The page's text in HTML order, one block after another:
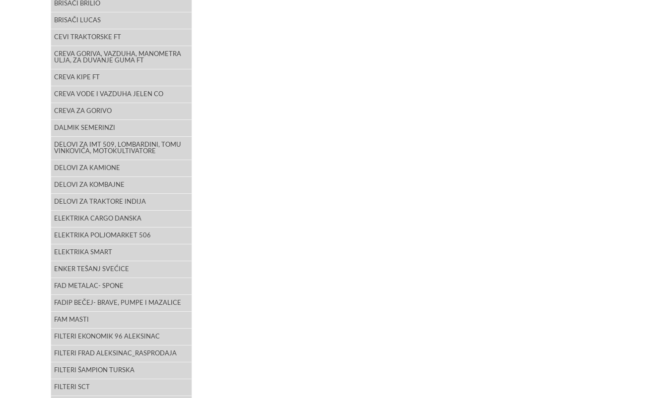
BRISAČI BRILIO
BRISAČI LUCAS
CEVI TRAKTORSKE FT
CREVA GORIVA, VAZDUHA, MANOMETRA
ULJA, ZA DUVANJE GUMA FT
CREVA KIPE FT
CREVA VODE I VAZDUHA JELEN CO
CREVA ZA GORIVO
DALMIK SEMERINZI
DELOVI ZA IMT 509, LOMBARDINI, TOMU
VINKOVIĆA, MOTOKULTIVATORE
DELOVI ZA KAMIONE
DELOVI ZA KOMBAJNE
DELOVI ZA TRAKTORE INDIJA
ELEKTRIKA CARGO DANSKA
ELEKTRIKA POLJOMARKET 506
ELEKTRIKA SMART
ENKER TEŠANJ SVEĆICE
FAD METALAC- SPONE
FADIP BEČEJ- BRAVE, PUMPE I MAZALICE
FAM MASTI
FILTERI EKONOMIK 96 ALEKSINAC
FILTERI FRAD ALEKSINAC_RASPRODAJA
FILTERI ŠAMPION TURSKA
FILTERI SCT